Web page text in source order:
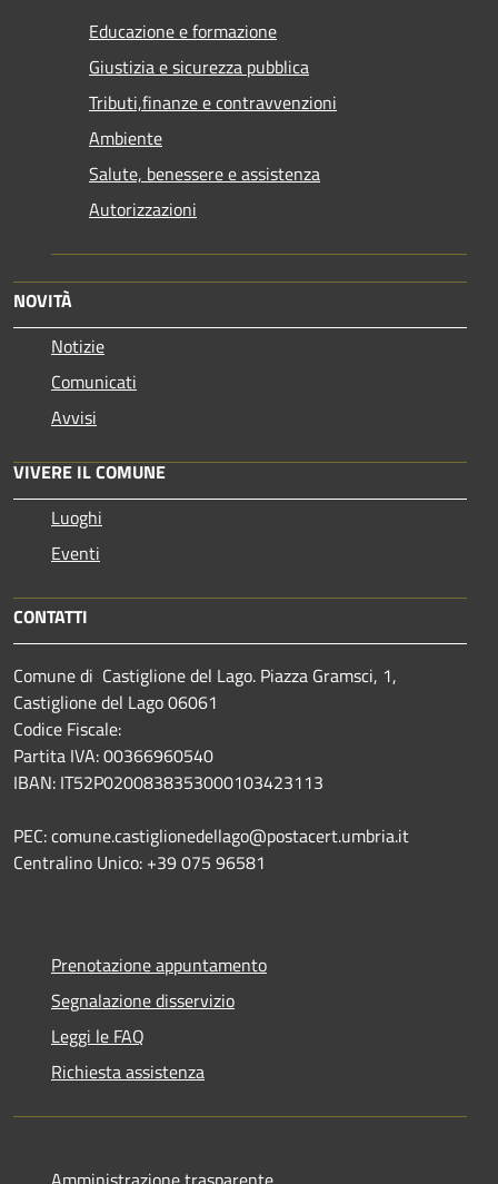
Educazione e formazione
Giustizia e sicurezza pubblica
Tributi,finanze e contravvenzioni
Ambiente
Salute, benessere e assistenza
Autorizzazioni
NOVITÀ
Notizie
Comunicati
Avvisi
VIVERE IL COMUNE
Luoghi
Eventi
CONTATTI
Comune di Castiglione del Lago. Piazza Gramsci, 1,
Castiglione del Lago 06061
Codice Fiscale:
Partita IVA: 00366960540
IBAN: IT52P0200838353000103423113
PEC: comune.castiglionedellago@postacert.umbria.it
Centralino Unico: +39 075 96581
Prenotazione appuntamento
Segnalazione disservizio
Leggi le FAQ
Richiesta assistenza